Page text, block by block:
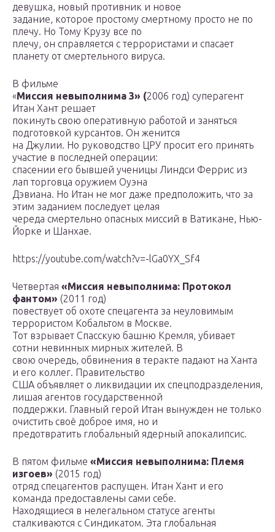
девушка, новый противник и новое
задание, которое простому смертному просто не по
плечу. Но Тому Крузу все по
плечу, он справляется с террористами и спасает
планету от смертельного вируса.
В фильме
«Миссия невыполнима 3» (2006 год) суперагент
Итан Хант решает
покинуть свою оперативную работой и заняться
подготовкой курсантов. Он женится
на Джулии. Но руководство ЦРУ просит его принять
участие в последней операции:
спасении его бывшей ученицы Линдси Феррис из
лап торговца оружием Оуэна
Дэвиана. Но Итан не мог даже предположить, что за
этим заданием последует целая
череда смертельно опасных миссий в Ватикане, Нью-
Йорке и Шанхае.
https://youtube.com/watch?v=-lGa0YX_Sf4
Четвертая «Миссия невыполнима: Протокол
фантом» (2011 год)
повествует об охоте спецагента за неуловимым
террористом Кобальтом в Москве.
Тот взрывает Спасскую башню Кремля, убивает
сотни невинных мирных жителей. В
свою очередь, обвинения в теракте падают на Ханта
и его коллег. Правительство
США объявляет о ликвидации их спецподразделения,
лишая агентов государственной
поддержки. Главный герой Итан вынужден не только
очистить своё доброе имя, но и
предотвратить глобальный ядерный апокалипсис.
В пятом фильме «Миссия невыполнима: Племя
изгоев» (2015 год)
отряд спецагентов распущен. Итан Хант и его
команда предоставлены сами себе.
Находящиеся в нелегальном статусе агенты
сталкиваются с Синдикатом. Эта глобальная